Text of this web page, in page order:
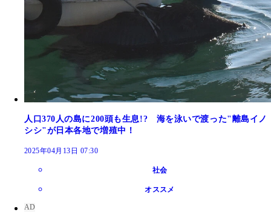
人口370人の島に200頭も生息!? 海を泳いで渡った"離島イノ
シシ"が日本各地で増殖中！
2025年04月13日 07:30
社会
オススメ